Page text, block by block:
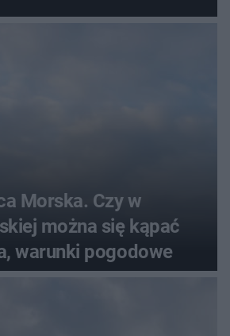
Morska. Czy w
można się kąpać
warunki pogodowe